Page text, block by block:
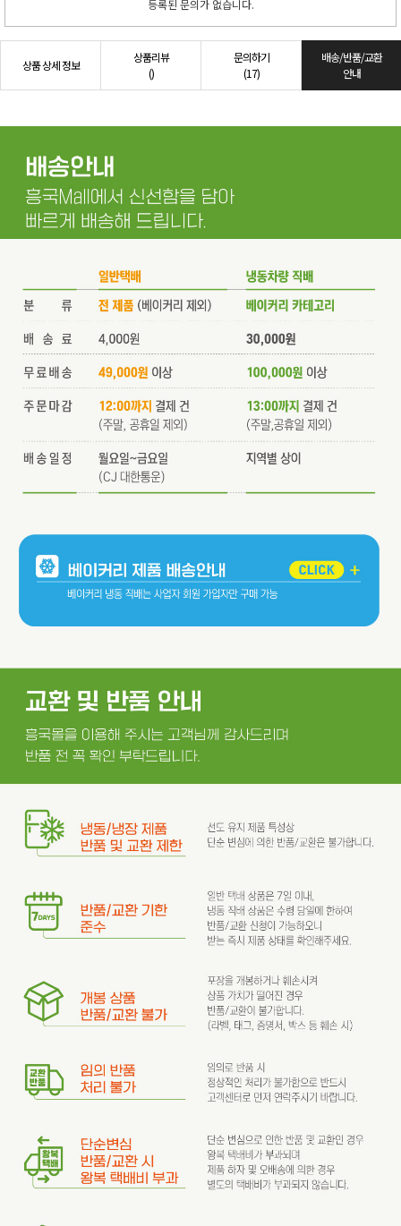
등록된 문의가 없습니다.
상품 상세 정보
상품리뷰
()
문의하기
(17)
배송/반품/교환
안내